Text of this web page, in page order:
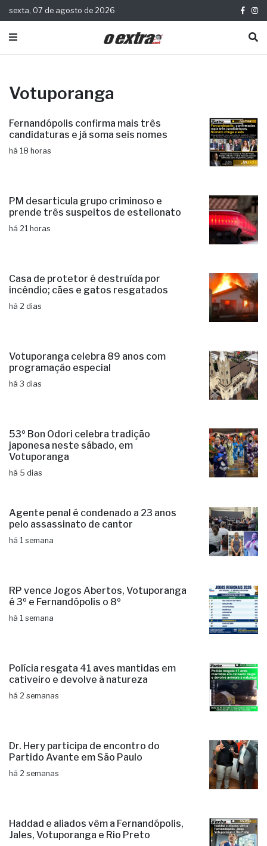
sexta, 07 de agosto de 2026
Votuporanga
Fernandópolis confirma mais três
candidaturas e já soma seis nomes
há 18 horas
PM desarticula grupo criminoso e
prende três suspeitos de estelionato
há 21 horas
Casa de protetor é destruída por
incêndio; cães e gatos resgatados
há 2 dias
Votuporanga celebra 89 anos com
programação especial
há 3 dias
53º Bon Odori celebra tradição
japonesa neste sábado, em
Votuporanga
há 5 dias
Agente penal é condenado a 23 anos
pelo assassinato de cantor
há 1 semana
RP vence Jogos Abertos, Votuporanga
é 3º e Fernandópolis o 8º
há 1 semana
Polícia resgata 41 aves mantidas em
cativeiro e devolve à natureza
há 2 semanas
Dr. Hery participa de encontro do
Partido Avante em São Paulo
há 2 semanas
Haddad e aliados vêm a Fernandópolis,
Jales, Votuporanga e Rio Preto